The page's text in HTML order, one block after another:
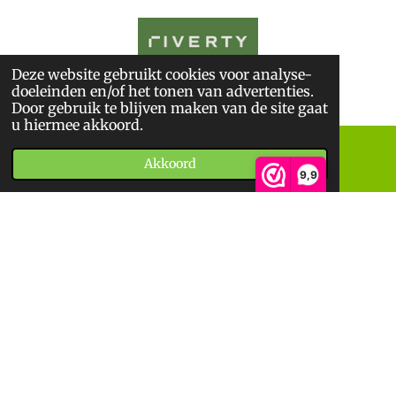
Deze website gebruikt cookies voor analyse-
doeleinden en/of het tonen van advertenties.
Door gebruik te blijven maken van de site gaat
u hiermee akkoord.
Akkoord
9,9
© 2025De BoekWandelaar
*Sitemap *Privacyverklaring*Algemene Voorwaarden
Telefoonnummer